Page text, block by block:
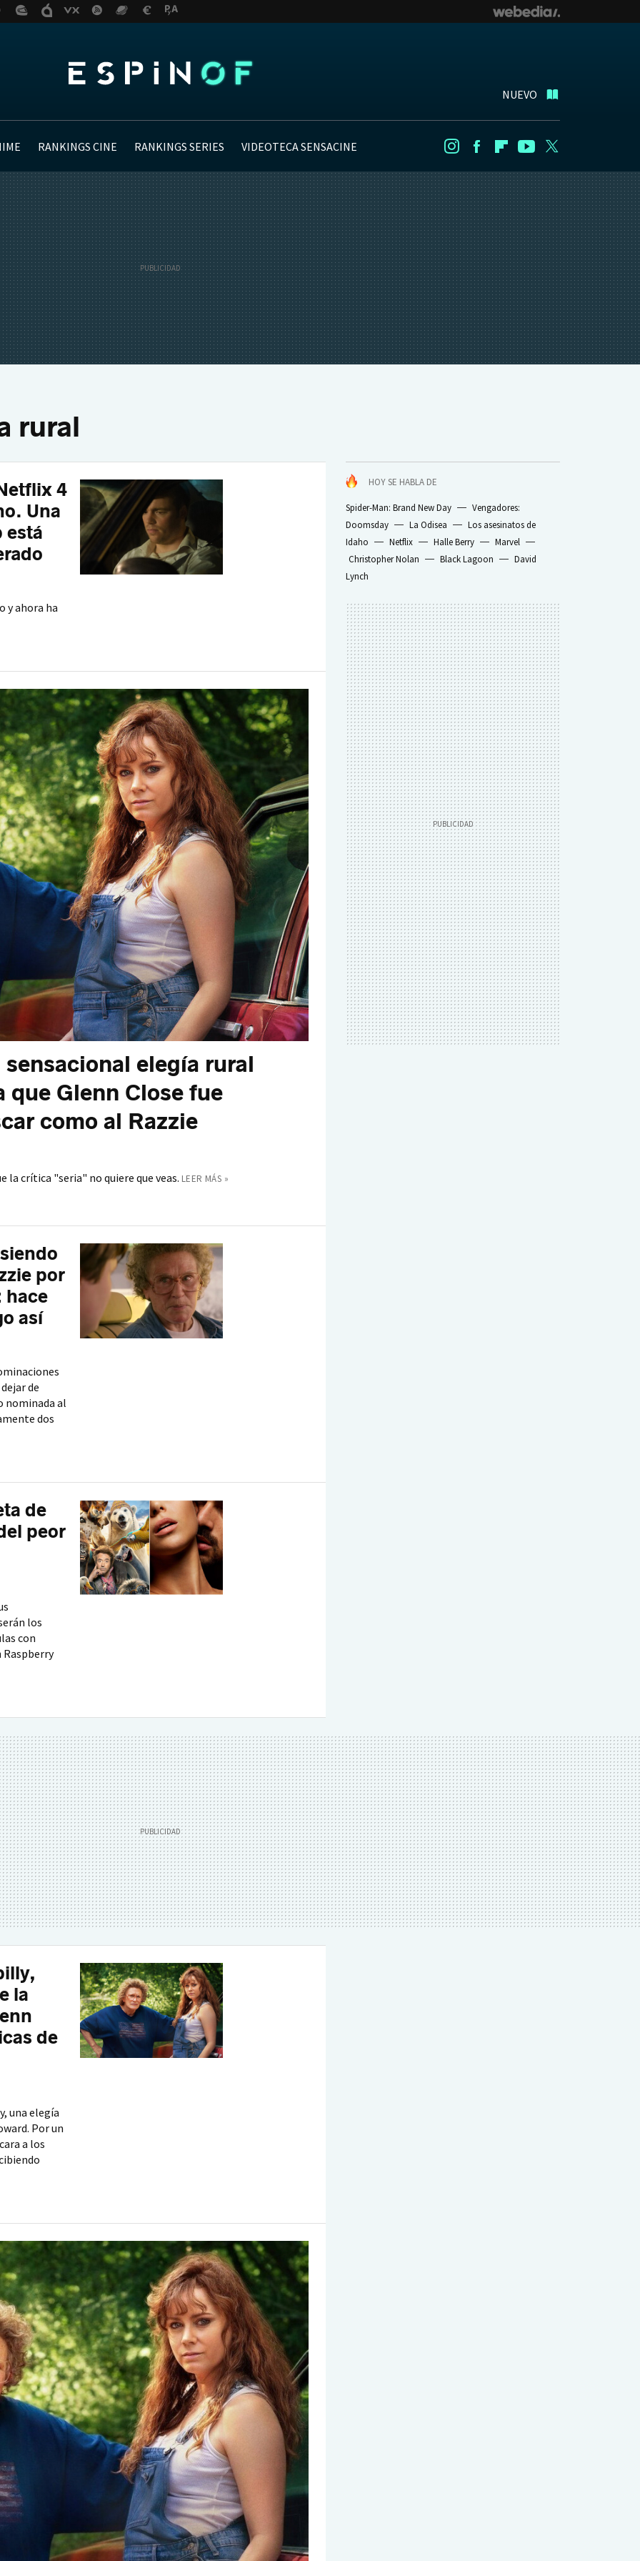
NUEVO
RANKINGS CINE RANKINGS SERIES VIDEOTECA SENSACINE InstagramFacebookFlipboard
Youtube
rural
HOY SE HABLA DE
Spider-Man: Brand New Day
Vengadores:
Doomsday
La Odisea
Los asesinatos de
Idaho
Netflix Halle Berry
Marvel
Christopher Nolan
Black Lagoon
David
Lynch
4
Una
está
y ahora ha
elegía rural
que Glenn Close fue
como al Razzie
la crítica "seria" no quiere que veas. LEER MÁS »
por
hace
así
de
nominada al
dos
de
peor
los
con
Raspberry
la
de
una elegía
Por un
a los